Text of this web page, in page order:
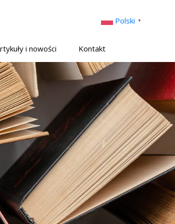
Polski ▼
i nowości Kontakt